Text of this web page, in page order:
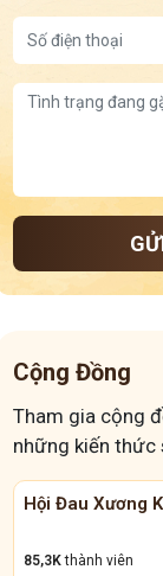
Cộng Đồng
Tham gia cộng
những kiến thức
Cộng Đồng
13,1kthành viên